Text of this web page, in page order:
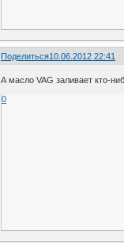
Поделиться10.06.2012 22:41
А масло VAG заливает кто-
0